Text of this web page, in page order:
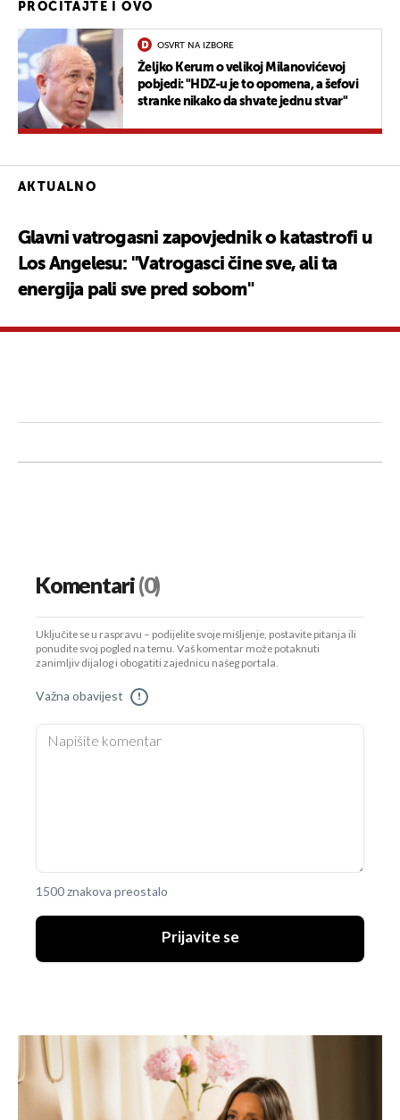
PROČITAJTE I OVO
OSVRT NA IZBORE
Željko Kerum o velikoj Milanovićevoj
pobjedi: "HDZ-u je to opomena, a šefovi
stranke nikako da shvate jednu stvar"
AKTUALNO
Glavni vatrogasni zapovjednik o katastrofi u
Los Angelesu: "Vatrogasci čine sve, ali ta
energija pali sve pred sobom"
Komentari(0)
Uključite se u raspravu – podijelite svoje mišljenje, postavite pitanja ili
ponudite svoj pogled na temu. Vaš komentar može potaknuti
zanimljiv dijalog i obogatiti zajednicu našeg portala.
Važna obavijest !
1500 znakova preostalo
Prijavite se